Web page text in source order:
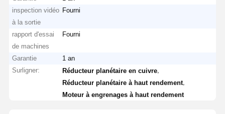
inspection vidéo
à la sortie
Fourni
rapport d'essai
de machines
Fourni
Garantie
1 an
Surligner:
Réducteur planétaire en cuivre
Réducteur planétaire à haut rendement
Moteur à engrenages à haut rendement